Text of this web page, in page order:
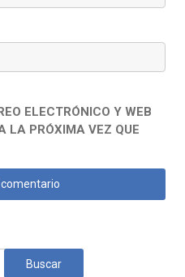
ELECTRÓNICO Y WEB
LA PRÓXIMA VEZ QUE